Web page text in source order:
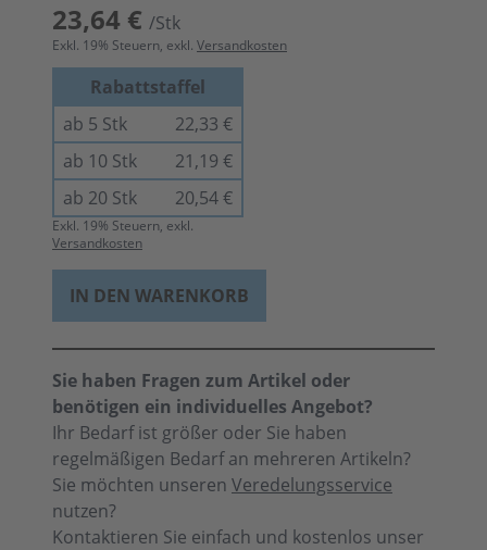
23,64 € /Stk
Exkl. 19% Steuern, exkl. Versandkosten
Rabattstaffel
ab 5 Stk
22,33 €
ab 10 Stk
21,19 €
ab 20 Stk
20,54 €
Exkl. 19% Steuern, exkl.
Versandkosten
IN DEN WARENKORB
Sie haben Fragen zum Artikel oder
benötigen ein individuelles Angebot?
Ihr Bedarf ist größer oder Sie haben
regelmäßigen Bedarf an mehreren Artikeln?
Sie möchten unseren Veredelungsservice
nutzen?
Kontaktieren Sie einfach und kostenlos unser